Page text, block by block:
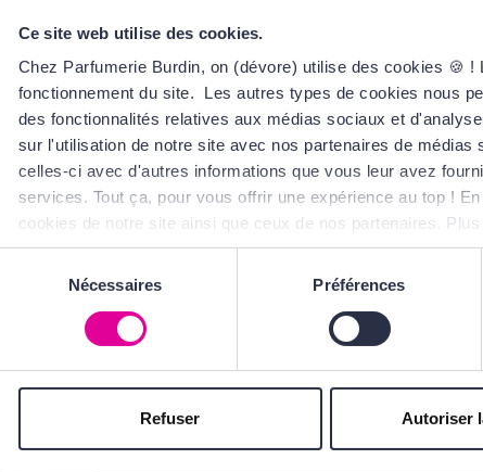
Ce site web utilise des cookies.
Chez Parfumerie Burdin, on (dévore) utilise des cookies 🍪
fonctionnement du site. Les autres types de cookies nous
des fonctionnalités relatives aux médias sociaux et
sur l'utilisation de notre site avec nos partenaires de
celles-ci avec d'autres informations que vous leur avez
services. Tout ça, pour vous offrir une expérience au top !
cookies de notre site ainsi que ceux de nos partenaires.
d'Utilisation.
consentement
Nécessaires Préférences
Refuser Autoriser
L'Absolu Gloss
Cream
27,00 €